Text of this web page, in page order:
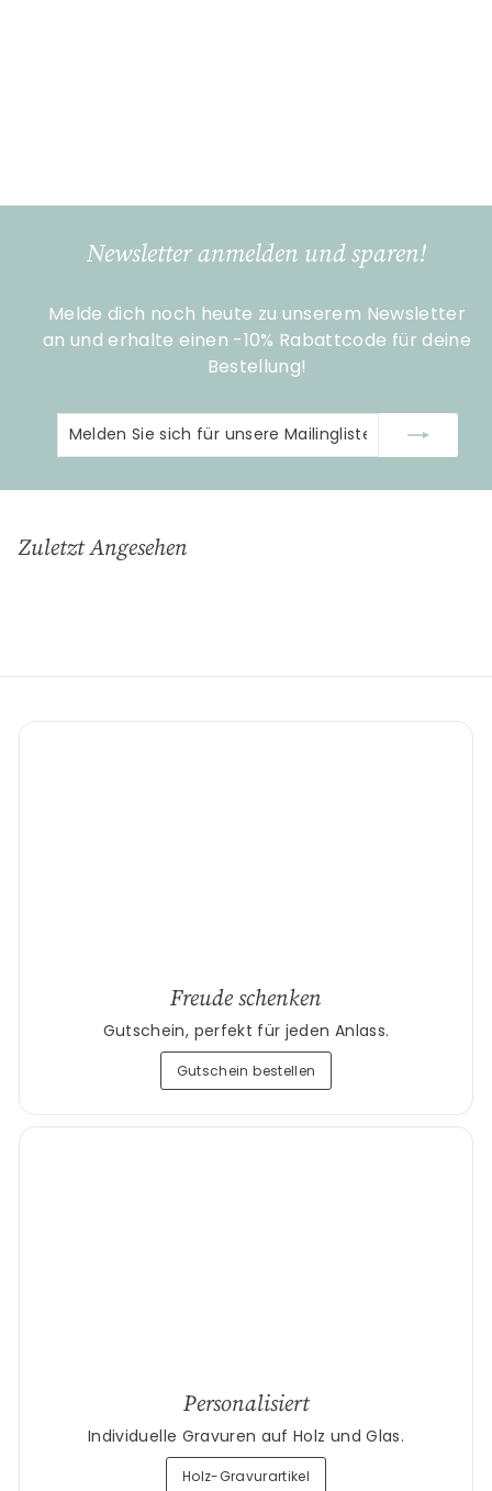
5
Newsletter anmelden und sparen!
Melde dich noch heute zu unserem Newsletter
an und erhalte einen -10% Rabattcode für deine
Bestellung!
Melden
Sie
für
Abonnieren
Zuletzt Angesehen
Freude schenken
Gutschein, perfekt für jeden Anlass.
Gutschein bestellen
Personalisiert
Individuelle Gravuren auf Holz und Glas.
Holz-Gravurartikel